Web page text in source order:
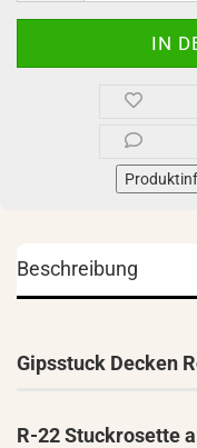
Beschreibung
Gipsstuck Decken
R-22 Stuckrosette